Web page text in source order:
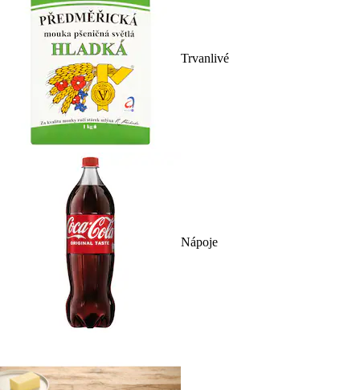
Trvanlivé
Nápoje